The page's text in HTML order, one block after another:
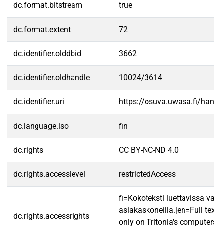
dc.format.bitstream true
dc.format.extent 72
dc.identifier.olddbid 3662
dc.identifier.oldhandle 10024/3614
dc.identifier.uri https://osuva.uwasa.fi/
dc.language.iso fin
dc.rights CC BY-NC-ND 4.0
dc.rights.accesslevel restrictedAccess
dc.rights.accessrights
fi=Kokoteksti luettavissa
asiakaskoneilla.|en=Full text
only on Tritonia's